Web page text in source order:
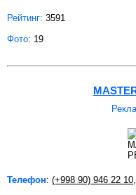
Рейтинг: 3591
Фото: 19
Телефон: (+998 90) 946 22 10,